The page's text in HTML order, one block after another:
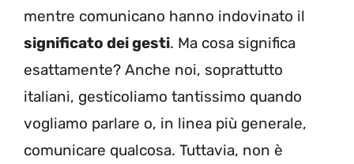
mentre comunicano hanno indovinato il
significato dei gesti. Ma cosa significa
esattamente? Anche noi, soprattutto
italiani, gesticoliamo tantissimo quando
vogliamo parlare o, in linea più generale,
comunicare qualcosa. Tuttavia, non è